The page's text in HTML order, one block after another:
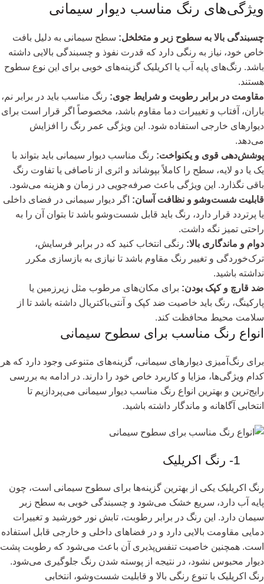
ویژگی‌های رنگ مناسب دیوار سیمانی
چسبندگی بالا به سطوح زبر و متخلخل: سطح سیمانی به دلیل بافت
خاص خود، نیاز به رنگی دارد که قدرت نفوذ و چسبندگی بالایی داشته
باشد. رنگ‌های پایه آب یا اکریلیک گزینه‌های خوبی برای این نوع سطوح
هستند.
مقاومت در برابر رطوبت و شرایط جوی: رنگ مناسب باید در برابر نم،
باران، آفتاب و تغییرات دما مقاوم باشد، مخصوصاً اگر قرار است برای
دیوارهای خارجی استفاده شود. این ویژگی عمر رنگ را افزایش
می‌دهد.
پوشش‌دهی قوی و یکنواخت: رنگ مناسب دیوار سیمانی باید بتواند با
یک یا دو لایه، سطح را کاملاً بپوشاند و اثری از ناصافی یا تفاوت رنگ
باقی نگذارد. این ویژگی باعث صرفه‌جویی در زمان و هزینه می‌شود.
قابلیت شست‌وشو و نظافت آسان: اگر دیوار سیمانی در فضای داخلی
یا پرتردد قرار دارد، رنگ باید قابل شست‌وشو باشد تا بتوان آن را به
راحتی تمیز نگه داشت.
دوام و ماندگاری بالا: رنگی انتخاب کنید که در برابر فرسایش،
ترک‌خوردگی و تغییر رنگ مقاوم باشد تا نیازی به بازسازی مکرر
نداشته باشید.
ضد قارچ و کپک بودن: برای مکان‌های مرطوب مثل زیرزمین یا
پارکینگ، رنگ باید خاصیت ضد کپک و آنتی‌باکتریال داشته باشد تا از
سلامت محیط محافظت کند.
انواع رنگ مناسب برای سطوح سیمانی
برای رنگ‌آمیزی دیوارهای سیمانی، گزینه‌های متنوعی وجود دارد که هر
کدام ویژگی‌ها، مزایا و کاربرد خاص خود را دارند. در ادامه به بررسی
رایج‌ترین و بهترین انواع رنگ مناسب دیوار سیمانی می‌پردازیم تا
انتخابی آگاهانه و ماندگار داشته باشید.
1- رنگ اکریلیک
رنگ اکریلیک یکی از بهترین گزینه‌ها برای سطوح سیمانی است، چون
پایه آب دارد، سریع خشک می‌شود و چسبندگی خوبی به سطح زبر
سیمان دارد. این رنگ در برابر رطوبت، تابش نور خورشید و تغییرات
دمایی مقاومت بالایی دارد و در فضاهای داخلی و خارجی قابل استفاده
است. همچنین خاصیت تنفس‌پذیری آن باعث می‌شود که رطوبت پشت
دیوار محبوس نشود، در نتیجه از پوسته شدن رنگ جلوگیری می‌شود.
رنگ اکریلیک با تنوع رنگی بالا و قابلیت شست‌وشو، انتخابی